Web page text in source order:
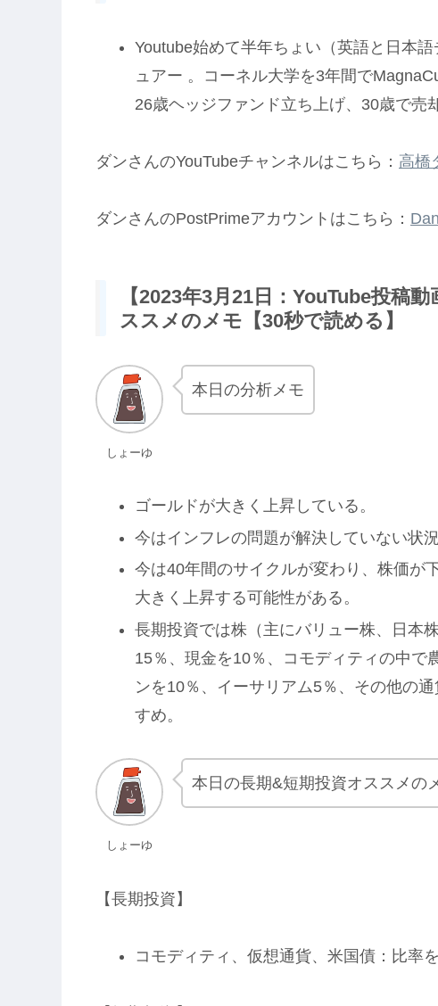
Youtube始めて半年ちょい（英語と日本
ュアー 。コーネル大学を3年間で
26歳ヘッジファンド立ち上げ、30歳で売却
ダンさんのYouTubeチャンネルはこちら： 高橋
ダンさんのPostPrimeアカウントはこちら：
【2023年3月21日：YouTube投稿
ススメのメモ【30秒で読める】
しょーゆ
本日の分析メモ
ゴールドが大きく上昇している。
今はインフレの問題が解決していない状況
今は40年間のサイクルが変わり、株価が
大きく上昇する可能性がある。
長期投資では株（主にバリュー株、日本
15％、現金を10％、コモディティの中で
ンを10％、イーサリアム5％、その他の
すめ。
しょーゆ
本日の長期&短期投資オススメの
【長期投資】
コモディティ、仮想通貨、米国債：比率